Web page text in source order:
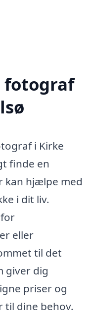
fotograf
i Kirke
finde en
kan hjælpe med
i dit liv.
eller
til det
giver dig
priser og
til dine behov.